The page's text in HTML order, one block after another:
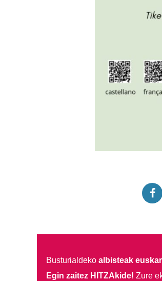
Busturialdeko albisteak
Egin zaitez HITZAkide! Zure